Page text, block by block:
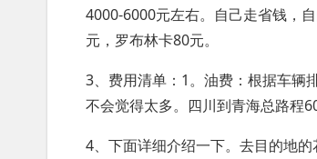
4000-6000元左右。自己走省钱，
元，罗布林卡80元。
3、费用清单：1。油费：根据车辆
不会觉得太多。四川到青海总路程
4、下面详细介绍一下。去目的地